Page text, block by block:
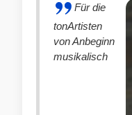
Für die
tonArtisten
von Anbeginn
musikalisch